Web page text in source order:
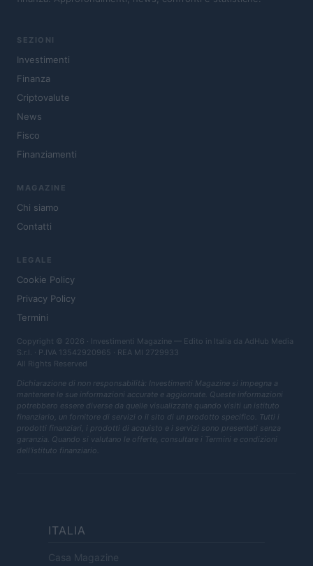
SEZIONI
Investimenti
Finanza
Criptovalute
News
Fisco
Finanziamenti
MAGAZINE
Chi siamo
Contatti
LEGALE
Cookie Policy
Privacy Policy
Termini
Copyright © 2026 · Investimenti Magazine — Edito in Italia da AdHub Media
S.r.l. · P.IVA 13542920965 · REA MI 2729933
All Rights Reserved
Dichiarazione di non responsabilità: Investimenti Magazine si impegna a
mantenere le sue informazioni accurate e aggiornate. Queste informazioni
potrebbero essere diverse da quelle visualizzate quando visiti un istituto
finanziario, un fornitore di servizi o il sito di un prodotto specifico. Tutti i
prodotti finanziari, i prodotti di acquisto e i servizi sono presentati senza
garanzia. Quando si valutano le offerte, consultare i Termini e condizioni
dell'istituto finanziario.
ITALIA
Casa Magazine